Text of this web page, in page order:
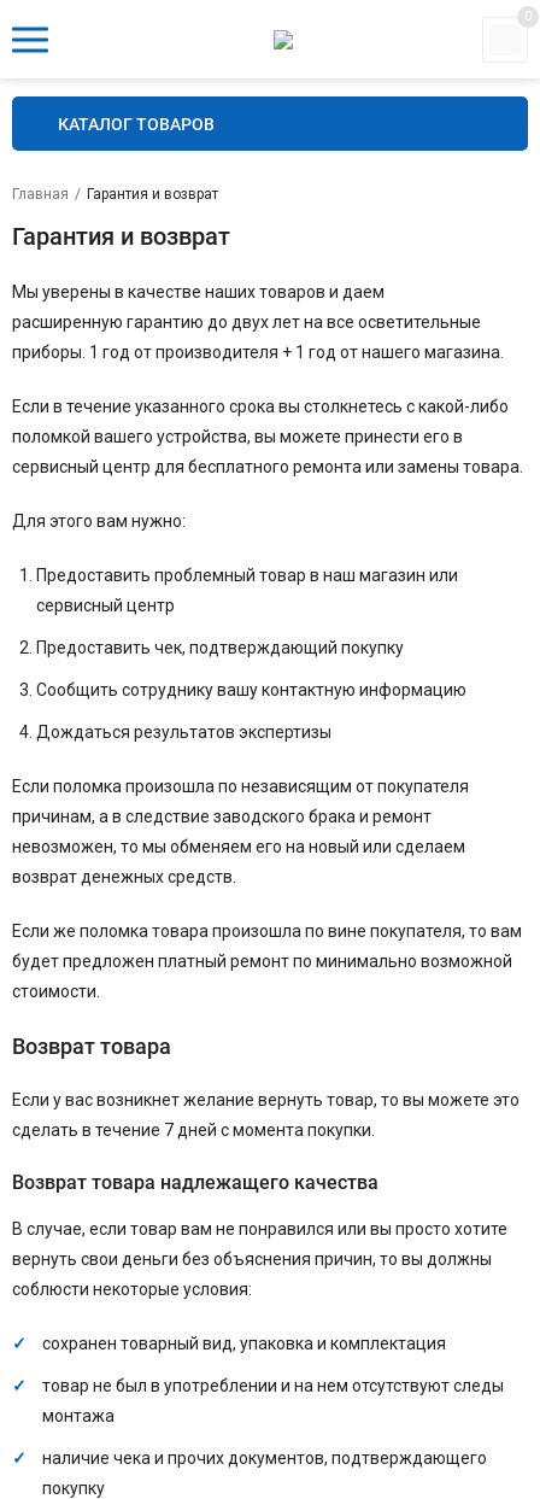
0
КАТАЛОГ ТОВАРОВ
Главная / Гарантия и возврат
Гарантия и возврат
Мы уверены в качестве наших товаров и даем
расширенную гарантию до двух лет на все осветительные
приборы. 1 год от производителя + 1 год от нашего магазина.
Если в течение указанного срока вы столкнетесь с какой-либо
поломкой вашего устройства, вы можете принести его в
сервисный центр для бесплатного ремонта или замены товара.
Для этого вам нужно:
Предоставить проблемный товар в наш магазин или
сервисный центр
Предоставить чек, подтверждающий покупку
Сообщить сотруднику вашу контактную информацию
Дождаться результатов экспертизы
Если поломка произошла по независящим от покупателя
причинам, а в следствие заводского брака и ремонт
невозможен, то мы обменяем его на новый или сделаем
возврат денежных средств.
Если же поломка товара произошла по вине покупателя, то вам
будет предложен платный ремонт по минимально возможной
стоимости.
Возврат товара
Если у вас возникнет желание вернуть товар, то вы можете это
сделать в течение 7 дней с момента покупки.
Возврат товара надлежащего качества
В случае, если товар вам не понравился или вы просто хотите
вернуть свои деньги без объяснения причин, то вы должны
соблюсти некоторые условия:
сохранен товарный вид, упаковка и комплектация
товар не был в употреблении и на нем отсутствуют следы
монтажа
наличие чека и прочих документов, подтверждающего
покупку